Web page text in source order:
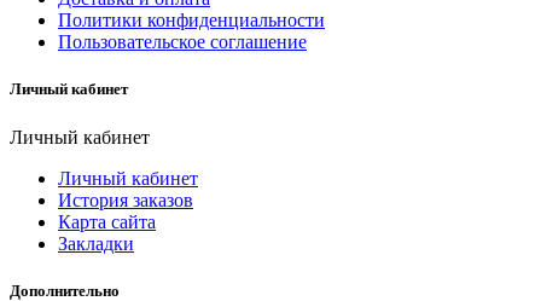
Политики конфиденциальности
Пользовательское соглашение
Личный кабинет
Личный кабинет
Личный кабинет
История заказов
Карта сайта
Закладки
Дополнительно